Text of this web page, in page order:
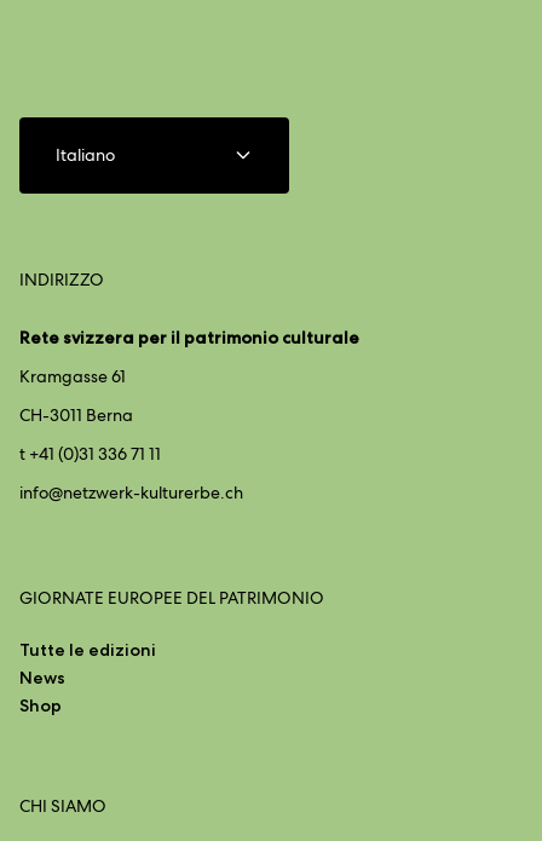
Italiano
INDIRIZZO
Rete svizzera per il patrimonio culturale
Kramgasse 61
CH-3011 Berna
t +41 (0)31 336 71 11
info@netzwerk-kulturerbe.ch
GIORNATE EUROPEE DEL PATRIMONIO
Tutte le edizioni
News
Shop
CHI SIAMO